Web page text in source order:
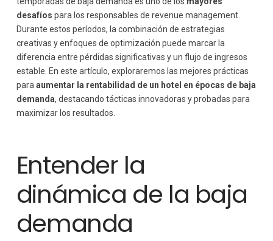
desafíos para los responsables de revenue management.
Durante estos períodos, la combinación de estrategias
creativas y enfoques de optimización puede marcar la
diferencia entre pérdidas significativas y un flujo de ingresos
estable. En este artículo, exploraremos las mejores prácticas
para aumentar la rentabilidad de un hotel en épocas de baja
demanda, destacando tácticas innovadoras y probadas para
maximizar los resultados.
Entender la
dinámica de la baja
demanda